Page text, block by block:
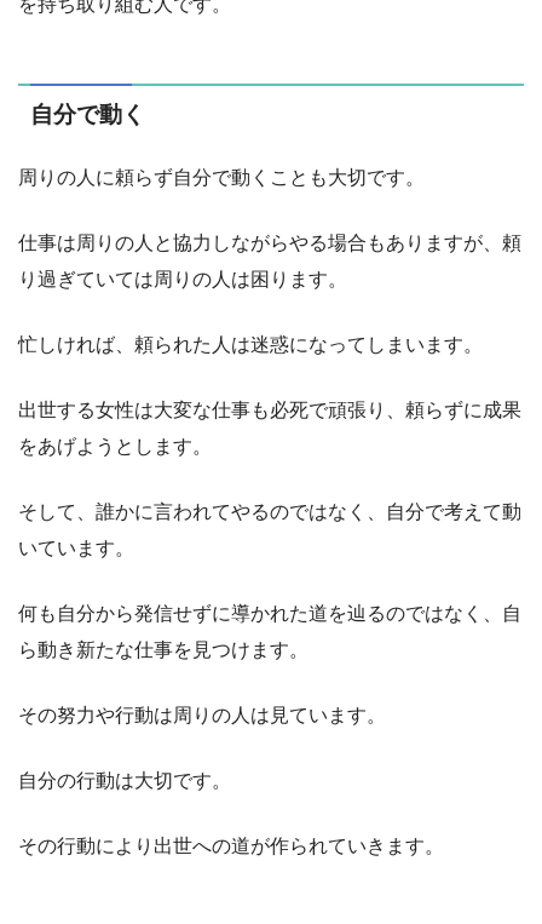
を持ち取り組む人です。
自分で動く
周りの人に頼らず自分で動くことも大切です。
仕事は周りの人と協力しながらやる場合もありますが、頼
り過ぎていては周りの人は困ります。
忙しければ、頼られた人は迷惑になってしまいます。
出世する女性は大変な仕事も必死で頑張り、頼らずに成果
をあげようとします。
そして、誰かに言われてやるのではなく、自分で考えて動
いています。
何も自分から発信せずに導かれた道を辿るのではなく、自
ら動き新たな仕事を見つけます。
その努力や行動は周りの人は見ています。
自分の行動は大切です。
その行動により出世への道が作られていきます。